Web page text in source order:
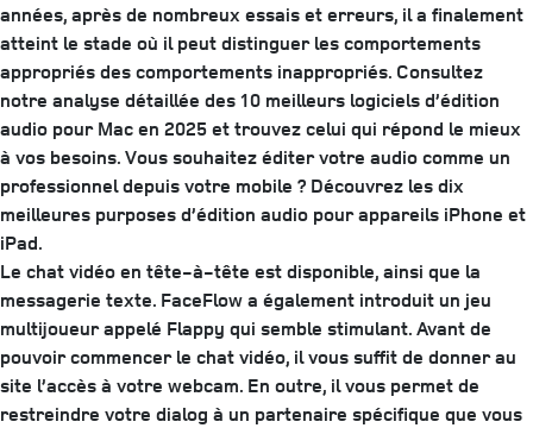
années, après de nombreux essais et erreurs, il a finalement
atteint le stade où il peut distinguer les comportements
appropriés des comportements inappropriés. Consultez
notre analyse détaillée des 10 meilleurs logiciels d’édition
audio pour Mac en 2025 et trouvez celui qui répond le mieux
à vos besoins. Vous souhaitez éditer votre audio comme un
professionnel depuis votre mobile ? Découvrez les dix
meilleures purposes d’édition audio pour appareils iPhone et
iPad.
Le chat vidéo en tête-à-tête est disponible, ainsi que la
messagerie texte. FaceFlow a également introduit un jeu
multijoueur appelé Flappy qui semble stimulant. Avant de
pouvoir commencer le chat vidéo, il vous suffit de donner au
site l’accès à votre webcam. En outre, il vous permet de
restreindre votre dialog à un partenaire spécifique que vous